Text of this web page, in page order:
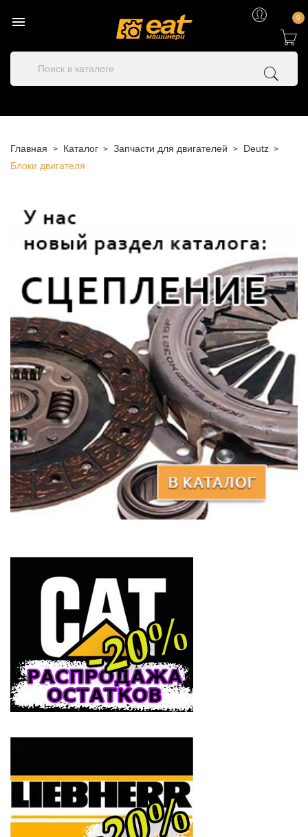
 0
Главная Каталог Запчасти для двигателей
Deutz
Блоки двигателя